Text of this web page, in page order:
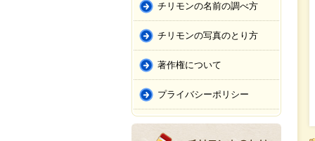
チリモンの名前の調べ方
チリモンの写真のとり方
著作権について
プライバシーポリシー